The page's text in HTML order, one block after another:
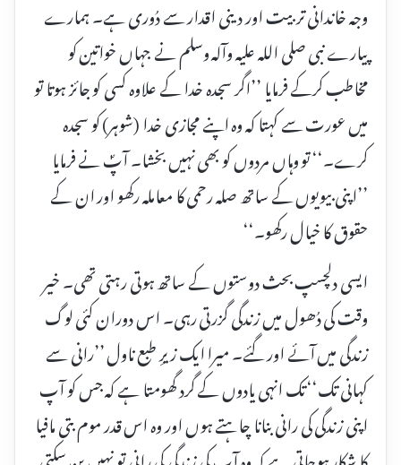
وجہ خاندانی تربیت اور دینی اقدار سے دُوری ہے۔ ہمارے
پیارے نبی صلی اللہ علیہ وآلہ وسلم نے جہاں خواتین کو
مخاطب کرکے فرمایا ’’اگر سجدہ خدا کے علاوہ کسی کو جائز ہوتا تو
میں عورت سے کہتا کہ وہ اپنے مجازی خدا (شوہر) کو سجدہ
کرے۔‘‘ تو وہاں مردوں کو بھی نہیں بخشا۔ آپؐ نے فرمایا
’’اپنی بیویوں کے ساتھ صلہ رحمی کا معاملہ رکھو اور ان کے
حقوق کا خیال رکھو۔‘‘
ایسی دلچسپ بحث دوستوں کے ساتھ ہوتی رہتی تھی۔ خیر
وقت کی دُھول میں زندگی گزرتی رہی۔ اس دوران کئی لوگ
زندگی میں آئے اور گئے۔ میرا ایک زیرِ طبع ناول ’’رانی سے
کہانی تک‘‘ تک انہی یادوں کے گرد گھومتا ہے کہ جس کو آپ
اپنی زندگی کی رانی بنانا چاہتے ہوں اور وہ اس قدر موم بتی مافیا